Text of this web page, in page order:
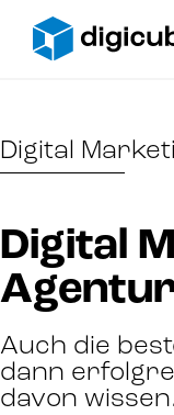
Inhalt
Digital
Digital
Auch die
dann
davon wissen.